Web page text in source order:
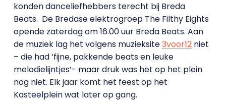
konden danceliefhebbers terecht bij Breda
Beats. De Bredase elektrogroep The Filthy Eights
opende zaterdag om 16.00 uur Breda Beats. Aan
de muziek lag het volgens muzieksite3voor12niet
– die had ‘fijne, pakkende beats en leuke
melodielijntjes’- maar druk was het op het plein
nog niet. Elk jaar komt het feest op het
Kasteelplein wat later op gang.